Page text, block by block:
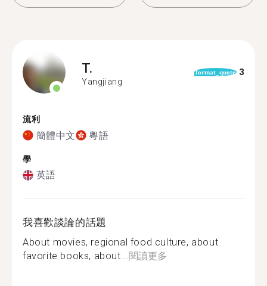
T.
Yangjiang
format_quote 3
流利
簡體中文 粵語
學
英語
我喜歡談論的話題
About movies, regional food culture, about
favorite books, about...閱讀更多